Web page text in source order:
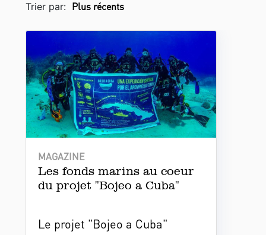
Trier par:
MAGAZINE
Les fonds marins au coeur
du projet "Bojeo a Cuba"
Le projet "Bojeo a Cuba"